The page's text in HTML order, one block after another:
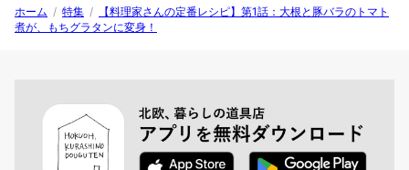
ホーム / 特集 /
【料理家さんの定番レシピ】第1話：大根と豚バラのトマト
煮が、もちグラタンに変身！